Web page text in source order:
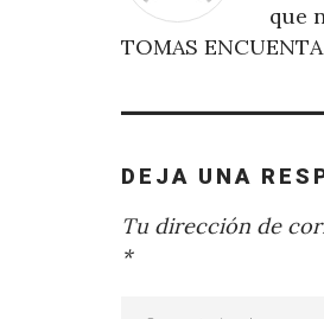
que
TOMAS
DEJA UNA
Tu dirección de
*